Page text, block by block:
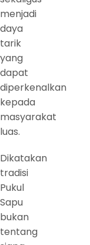
menjadi
daya
tarik
yang
dapat
diperkenalkan
kepada
masyarakat
luas.
Dikatakan
tradisi
Pukul
Sapu
bukan
tentang